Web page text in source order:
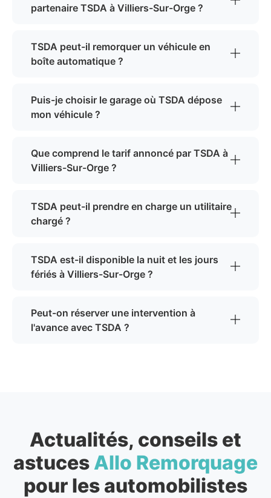
partenaire TSDA à Villiers-Sur-Orge ?
TSDA peut-il remorquer un véhicule en
boîte automatique ?
Puis-je choisir le garage où TSDA dépose
mon véhicule ?
Que comprend le tarif annoncé par TSDA à
Villiers-Sur-Orge ?
TSDA peut-il prendre en charge un utilitaire
chargé ?
TSDA est-il disponible la nuit et les jours
fériés à Villiers-Sur-Orge ?
Peut-on réserver une intervention à
l'avance avec TSDA ?
Actualités, conseils et
astuces Allo Remorquage
pour les automobilistes